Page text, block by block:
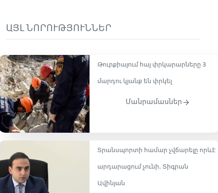
ԱՅԼ ՆՈՐՈՒԹՅՈՒՆՆԵՐ
Թուրքիայում հայ փրկարարները 3
մարդու կյանք են փրկել
Մանրամասներ
Տրանսպորտի համար չվճարելը որևէ
արդարացում չունի․ Տիգրան
Ավինյան